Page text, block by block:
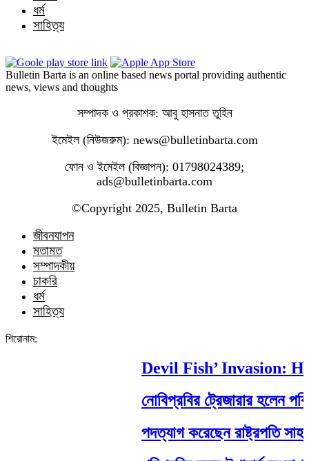
ধর্ম
সাহিত্য
Bulletin Barta is an online based news portal providing authentic
news, views and thoughts
সম্পাদক ও প্রকাশক: আবু হাসনাত তুহিন
ইমেইল (নিউজরুম): news@bulletinbarta.com
ফোন ও ইমেইল (বিজ্ঞাপন): 01798024389;
ads@bulletinbarta.com
©️Copyright 2025, Bulletin Barta
জীবনযাপন
মতামত
সম্পাদকীয়
চাকরি
ধর্ম
সাহিত্য
শিরোনাম:
Devil Fish’ Invasion:
নোবিপ্রবির ট্রেজারার হলেন
পদত্যাগ করেছেন রাষ্ট্রপতি